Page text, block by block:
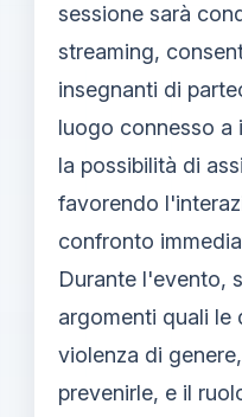
sessione sarà
streaming,
insegnanti di
luogo connesso a
la possibilità di
favorendo
confronto
Durante l'evento,
argomenti quali le
violenza di
prevenirle, e il